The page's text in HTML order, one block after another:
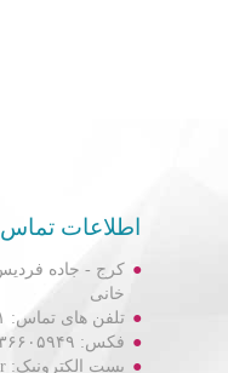
اطلاعات تماس
خانی
تلفن های تماس: ۳۶۶۰۰۰۹۱-۰۲۶ - ۳۶۶۰۲۷۴۰-۰۲۶
فکس: ۳۶۶۰۵۹۴۹-۰۲۶
پست الکترونیک: info@karajhood.ir